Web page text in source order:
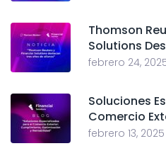
Thomson
Solutions
febrero 24,
Soluciones
Comercio
febrero 13, 2025